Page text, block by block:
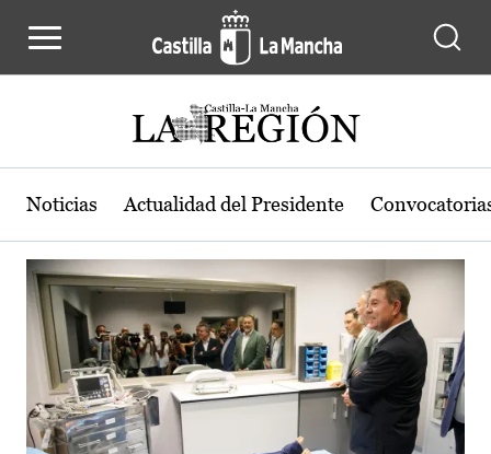
Actualidad de la región de Castilla-
Noticias Actualidad del Presidente